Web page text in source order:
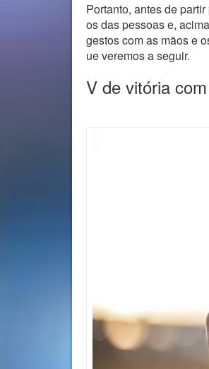
Portanto, antes de
os das pessoas e,
gestos com as mãos e
ue veremos a seguir.
V de vitória